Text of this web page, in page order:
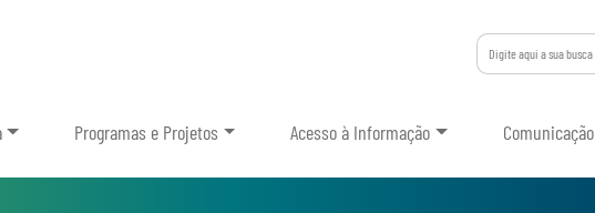
Programas e Projetos Acesso à Informação Comunicação